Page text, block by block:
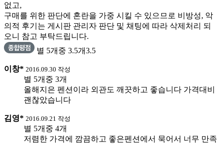
없고,
구매를 위한 판단에 혼란을 가중 시킬 수 있으므로 비방성, 악
의적 후기는 게시판 관리자 판단 및 채팅에 따라 삭제처리 되
오니 참고 부탁드립니다.
별 5개중 3.5개3.5
이창* 2016.09.30 작성
별 5개중 3개
올해지은 펜션이라 외관도 깨끗하고 좋습니다 가격대비
괜찮았습니다
김영* 2016.09.21 작성
별 5개중 4개
저렴한 가격에 깜끔하고 좋은펜션에서 묵어서 너무 만족